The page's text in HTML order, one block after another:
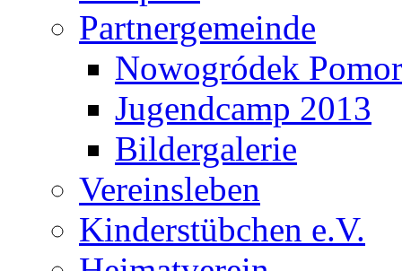
Partnergemeinde
Nowogródek
Jugendcamp 2013
Bildergalerie
Vereinsleben
Kinderstübchen e.V.